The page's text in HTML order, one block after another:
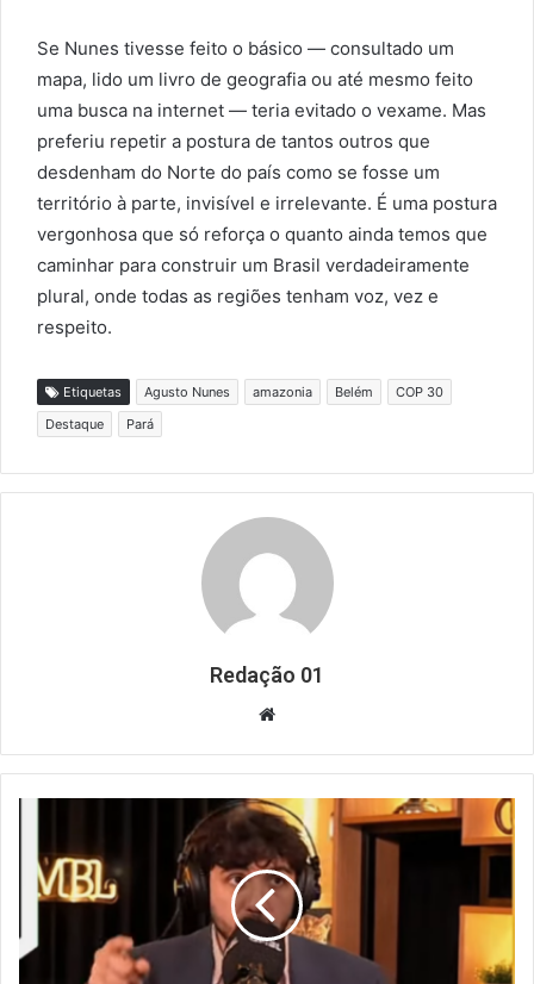
Se Nunes tivesse feito o básico — consultado um
mapa, lido um livro de geografia ou até mesmo feito
uma busca na internet — teria evitado o vexame. Mas
preferiu repetir a postura de tantos outros que
desdenham do Norte do país como se fosse um
território à parte, invisível e irrelevante. É uma postura
vergonhosa que só reforça o quanto ainda temos que
caminhar para construir um Brasil verdadeiramente
plural, onde todas as regiões tenham voz, vez e
respeito.
Etiquetas Agusto Nunes amazonia Belém
COP 30
Destaque
Pará
Redação 01
Website